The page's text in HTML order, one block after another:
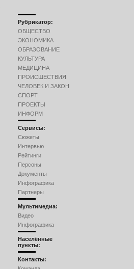
Рубрикатор:
ОБЩЕСТВО
ЭКОНОМИКА
ОБРАЗОВАНИЕ
КУЛЬТУРА
МЕДИЦИНА
ПРОИСШЕСТВИЯ
ЧЕЛОВЕК И ЗАКОН
СПОРТ
ПРОЕКТЫ
ИНФОРМ
Сервисы:
Сюжеты
Интервью
Рейтинги
Персоны
Документы
Инфографика
Партнеры
Мультимедиа:
Видео
Инфографика
Населённые
пункты:
Контакты: